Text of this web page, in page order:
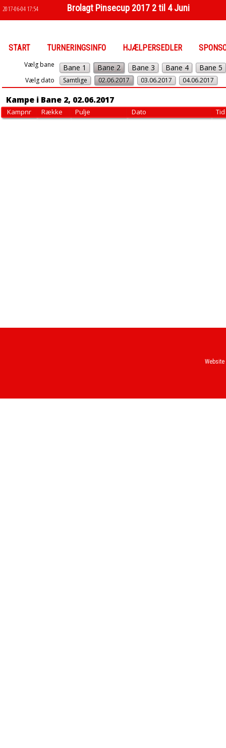
2017-06-04 17:54 Brolagt Pinsecup 2017 2 til 4 Juni
START TURNERINGSINFO HJÆLPERSEDLER
Vælg bane Bane 1 Bane 2 Bane 3 Bane 4 Bane 5
Vælg dato Samtlige 02.06.2017 03.06.2017 04.06.2017
Kampe i Bane 2, 02.06.2017
Kampnr Række Pulje Dato Tid